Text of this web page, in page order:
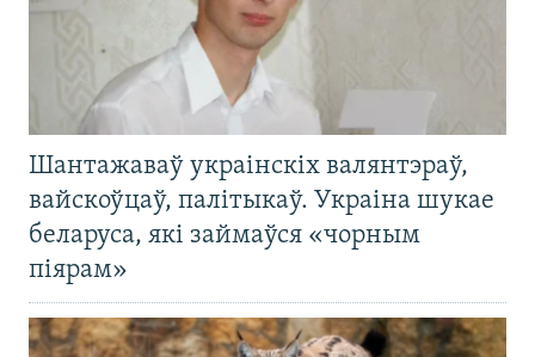
Шантажаваў украінскіх валянтэраў,
вайскоўцаў, палітыкаў. Украіна шукае
беларуса, які займаўся «чорным
піярам»